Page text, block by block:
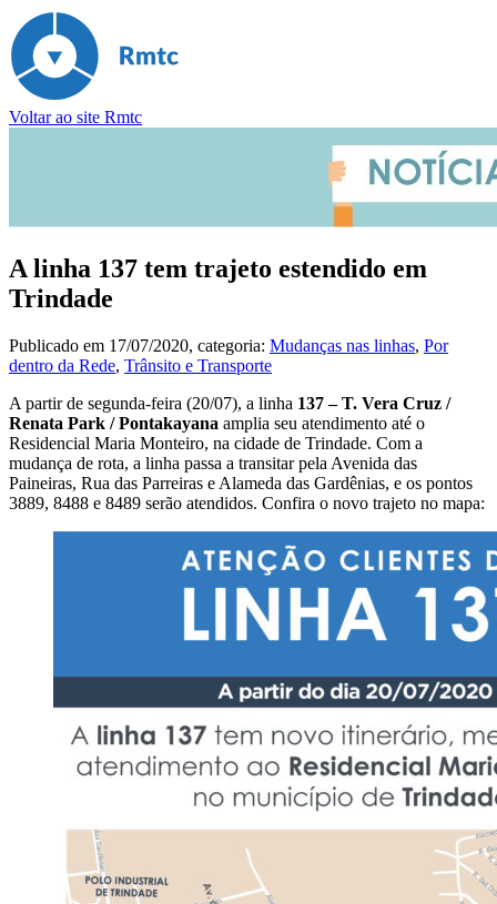
Voltar ao site Rmtc
A linha 137 tem trajeto estendido em
Trindade
Publicado em 17/07/2020, categoria: Mudanças nas linhas, Por
dentro da Rede, Trânsito e Transporte
A partir de segunda-feira (20/07), a linha 137 – T. Vera Cruz /
Renata Park / Pontakayana amplia seu atendimento até o
Residencial Maria Monteiro, na cidade de Trindade. Com a
mudança de rota, a linha passa a transitar pela Avenida das
Paineiras, Rua das Parreiras e Alameda das Gardênias, e os pontos
3889, 8488 e 8489 serão atendidos. Confira o novo trajeto no mapa: